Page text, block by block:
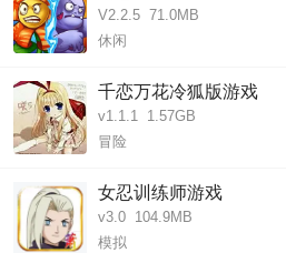
V2.2.5 71.0MB
休闲
千恋万花冷狐版游戏
v1.1.1 1.57GB
冒险
女忍训练师游戏
v3.0 104.9MB
模拟